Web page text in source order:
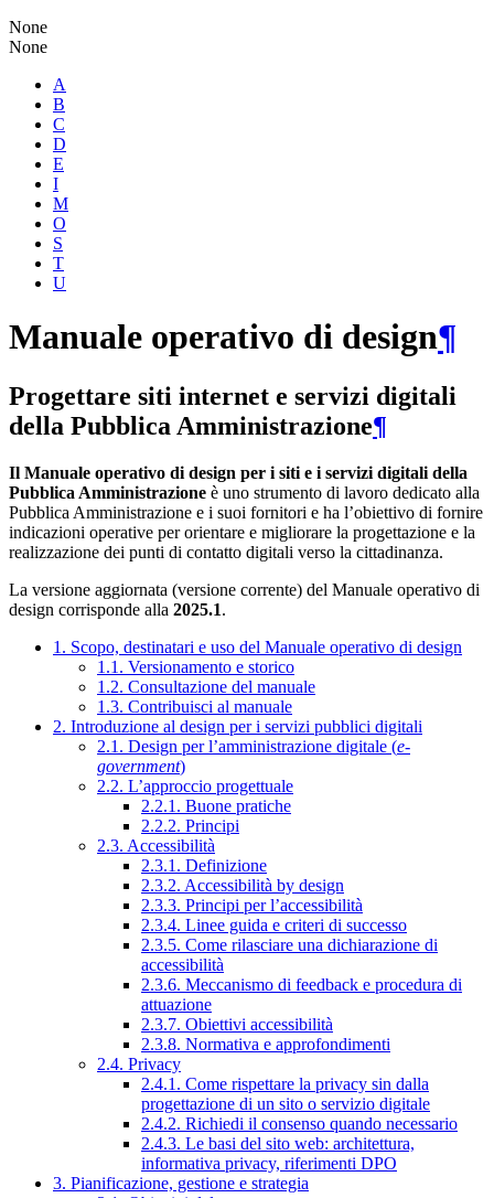
None
None
A
B
C
D
E
I
M
O
S
T
U
Manuale operativo di design¶
Progettare siti internet e servizi digitali
della Pubblica Amministrazione¶
Il Manuale operativo di design per i siti e i servizi digitali della
Pubblica Amministrazione è uno strumento di lavoro dedicato alla
Pubblica Amministrazione e i suoi fornitori e ha l’obiettivo di fornire
indicazioni operative per orientare e migliorare la progettazione e la
realizzazione dei punti di contatto digitali verso la cittadinanza.
La versione aggiornata (versione corrente) del Manuale operativo di
design corrisponde alla 2025.1.
1. Scopo, destinatari e uso del Manuale operativo di design
1.1. Versionamento e storico
1.2. Consultazione del manuale
1.3. Contribuisci al manuale
2. Introduzione al design per i servizi pubblici digitali
2.1. Design per l’amministrazione digitale (e-
government)
2.2. L’approccio progettuale
2.2.1. Buone pratiche
2.2.2. Principi
2.3. Accessibilità
2.3.1. Definizione
2.3.2. Accessibilità by design
2.3.3. Principi per l’accessibilità
2.3.4. Linee guida e criteri di successo
2.3.5. Come rilasciare una dichiarazione di
accessibilità
2.3.6. Meccanismo di feedback e procedura di
attuazione
2.3.7. Obiettivi accessibilità
2.3.8. Normativa e approfondimenti
2.4. Privacy
2.4.1. Come rispettare la privacy sin dalla
progettazione di un sito o servizio digitale
2.4.2. Richiedi il consenso quando necessario
2.4.3. Le basi del sito web: architettura,
informativa privacy, riferimenti DPO
3. Pianificazione, gestione e strategia